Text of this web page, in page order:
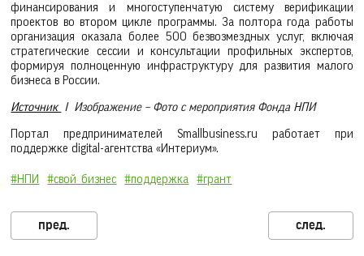
финансирования и многоступенчатую систему верификации
проектов во втором цикле программы. За полтора года работы
организация оказала более 500 безвозмездных услуг, включая
стратегические сессии и консультации профильных экспертов,
формируя полноценную инфраструктуру для развития малого
бизнеса в России.
Источник I Изображение – Фото с мероприятия Фонда НПИ
Портал предпринимателей Smallbusiness.ru работает при
поддержке digital-агентства «Интериум».
#НПИ #свой_бизнес #поддержка #грант